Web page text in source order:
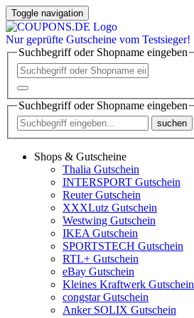
Toggle navigation
Nur geprüfte Gutscheine vom Testsieger!
Suchbegriff oder Shopname eingeben
Suchbegriff oder Shopname eingeben
suchen
Shops & Gutscheine
Thalia Gutschein
INTERSPORT Gutschein
Reuter Gutschein
XXXLutz Gutschein
Westwing Gutschein
IKEA Gutschein
SPORTSTECH Gutschein
RTL+ Gutschein
eBay Gutschein
Kleines Kraftwerk Gutschein
congstar Gutschein
Anker SOLIX Gutschein